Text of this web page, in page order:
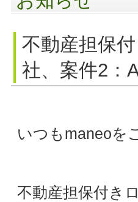
不動産担保
社、案件2：
いつもmaneoを
不動産担保付き